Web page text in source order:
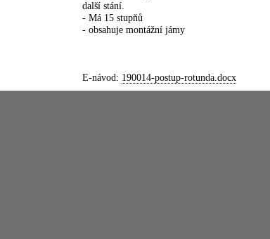
další stání.
- Má 15 stupňů
- obsahuje montážní jámy
E-návod: 190014-postup-rotunda.docx